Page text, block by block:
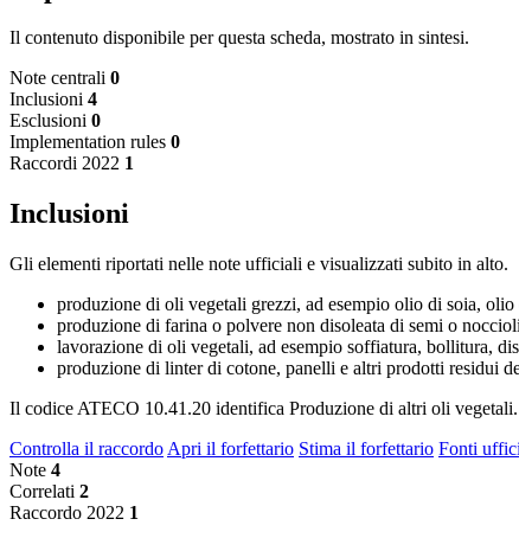
Il contenuto disponibile per questa scheda, mostrato in sintesi.
Note centrali 0
Inclusioni 4
Esclusioni 0
Implementation rules 0
Raccordi 2022 1
Inclusioni
Gli elementi riportati nelle note ufficiali e visualizzati subito in alto.
produzione di oli vegetali grezzi, ad esempio olio di soia,
produzione di farina o polvere non disoleata di semi o
lavorazione di oli vegetali, ad esempio soffiatura, bollitura,
produzione di linter di cotone, panelli e altri prodotti residui
Il codice ATECO 10.41.20 identifica Produzione di altri oli vegetali.
Controlla il raccordo Apri il forfettario Stima il forfettario Fonti
Note 4
Correlati 2
Raccordo 2022 1